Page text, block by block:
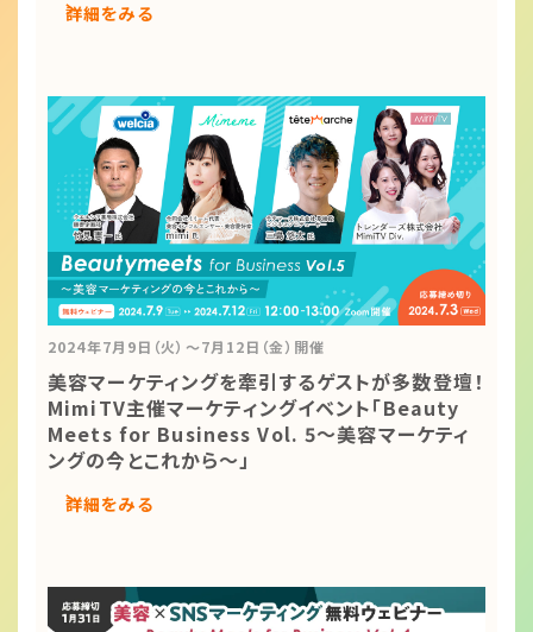
詳細をみる
2024年7月9日（火）～7月12日（金）開催
美容マーケティングを牽引するゲストが多数登壇！
MimiTV主催マーケティングイベント「Beauty
Meets for Business Vol. 5～美容マーケティ
ングの今とこれから～」
詳細をみる